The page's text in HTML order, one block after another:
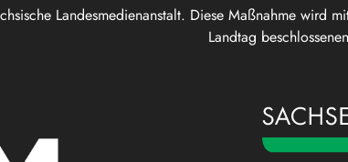
Landesmedienanstalt. Diese Maßnahme wird
Landtag